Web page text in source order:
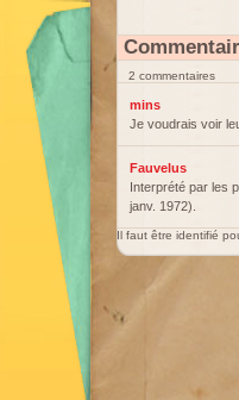
2 commentaires
mins
Je voudrais voir
Fauvelus
Interprété par les
janv. 1972).
Il faut être identifié